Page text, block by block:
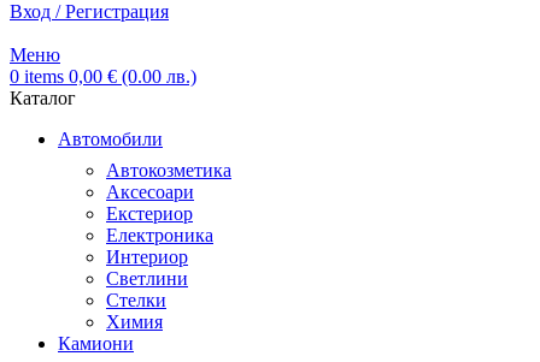
Вход / Регистрация
Меню
0 items 0,00 € (0.00 лв.)
Каталог
Автомобили
Автокозметика
Аксесоари
Екстериор
Електроника
Интериор
Светлини
Стелки
Химия
Камиони